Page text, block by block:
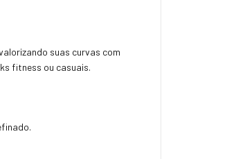
suas curvas com
fitness ou casuais.